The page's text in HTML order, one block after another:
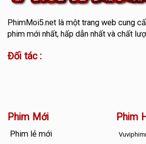
PhimMoi5.netlà một trang web cung
phim mới nhất, hấp dẫn nhất và chất
Đối tác :
Phim Mới
Phim lẻ mới
Phim